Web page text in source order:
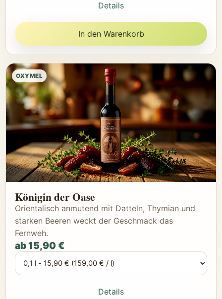
Details
In den Warenkorb
OXYMEL
Königin der Oase
Orientalisch anmutend mit Datteln, Thymian und
starken Beeren weckt der Geschmack das
Fernweh.
ab 15,90 €
Details